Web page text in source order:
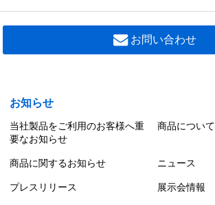
お問い合わせ
お知らせ
当社製品をご利用のお客様へ重
要なお知らせ
商品について
商品に関するお知らせ ニュース
プレスリリース 展示会情報